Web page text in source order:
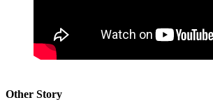
Other Story